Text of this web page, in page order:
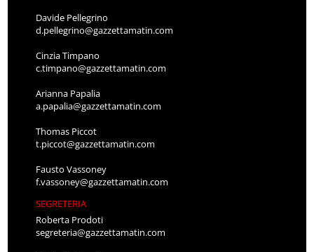
Davide Pellegrino
d.pellegrino@gazzettamatin.com
Cinzia Timpano
c.timpano@gazzettamatin.com
Arianna Papalia
a.papalia@gazzettamatin.com
Thomas Piccot
t.piccot@gazzettamatin.com
Fausto Vassoney
f.vassoney@gazzettamatin.com
SEGRETERIA
Roberta Prodoti
segreteria@gazzettamatin.com